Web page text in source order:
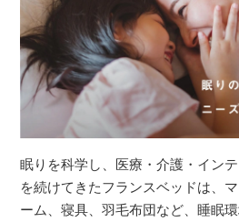
眠りを科学し、医療・介護・イン
を続けてきたフランスベッドは、
ーム、寝具、羽毛布団など、睡眠